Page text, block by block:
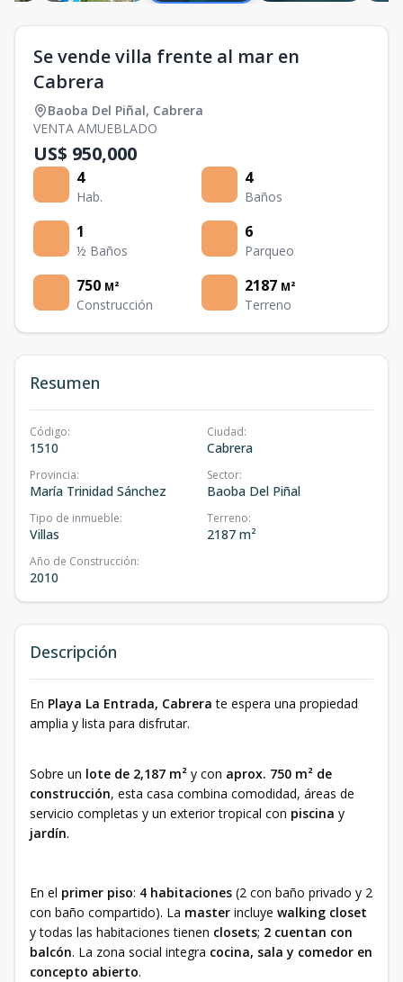
Se vende villa frente al mar en
Cabrera
Baoba Del Piñal, Cabrera
VENTA AMUEBLADO
US$ 950,000
4
Hab.
4
Baños
1
½ Baños
6
Parqueo
750 M²
Construcción
2187 M²
Terreno
Resumen
Código:
1510
Ciudad:
Cabrera
Provincia:
María Trinidad Sánchez
Sector:
Baoba Del Piñal
Tipo de inmueble:
Villas
Terreno:
2187 m²
Año de Construcción:
2010
Descripción
En Playa La Entrada, Cabrera te espera una propiedad
amplia y lista para disfrutar.
Sobre un lote de 2,187 m² y con aprox. 750 m² de
construcción, esta casa combina comodidad, áreas de
servicio completas y un exterior tropical con piscina y
jardín.
En el primer piso: 4 habitaciones (2 con baño privado y 2
con baño compartido). La master incluye walking closet
y todas las habitaciones tienen closets; 2 cuentan con
balcón. La zona social integra cocina, sala y comedor en
concepto abierto.